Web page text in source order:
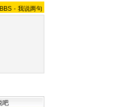
BBS - 我说两句
吧